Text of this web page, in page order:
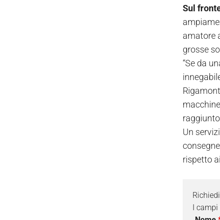
Sul
amatore
grosse
“Se da
Un
rispetto
I